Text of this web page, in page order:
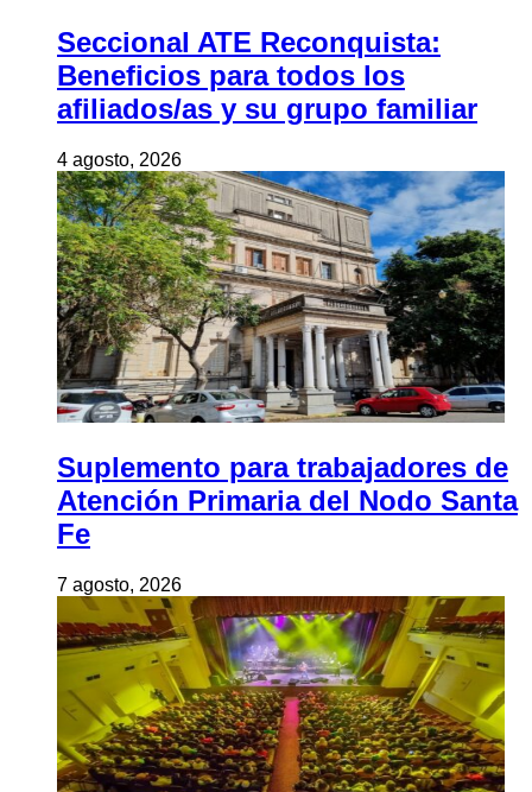
Seccional ATE Reconquista:
Beneficios para todos los
afiliados/as y su grupo familiar
4 agosto, 2026
Suplemento para trabajadores de
Atención Primaria del Nodo Santa
Fe
7 agosto, 2026